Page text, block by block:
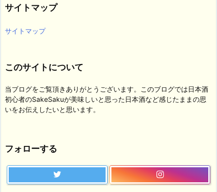
ー
サイトマップ
サイトマップ
このサイトについて
当ブログをご覧頂きありがとうございます。このブログでは日本酒
初心者のSakeSakuが美味しいと思った日本酒など感じたままの思
いをお伝えしたいと思います。
フォローする